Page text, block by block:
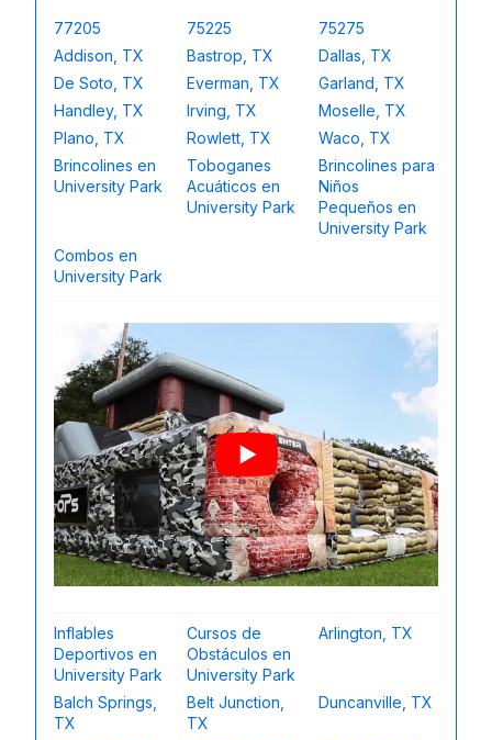
77205 75225
75275
Addison, TX
Bastrop, TX
Dallas, TX
De Soto, TX
Everman, TX
Garland, TX
Handley, TX
Irving, TX
Moselle, TX
Plano, TX
Rowlett, TX
Waco, TX
Brincolines en
University Park
Toboganes
Acuáticos en
University Park
Brincolines para
Niños
Pequeños en
University Park
Combos en
University Park
Inflables
Deportivos en
University Park
Cursos de
Obstáculos en
University Park
Arlington, TX
Balch Springs,
TX
Belt Junction,
TX
Duncanville, TX